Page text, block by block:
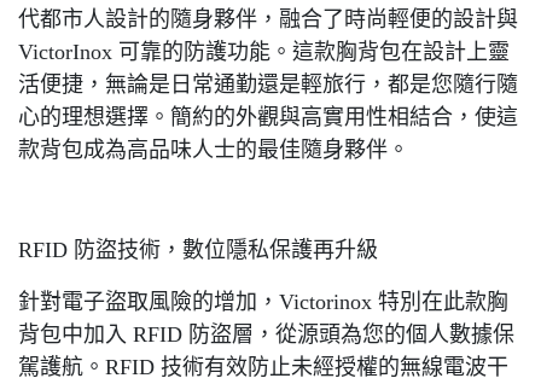
代都市人設計的隨身夥伴，融合了時尚輕便的設計與
VictorInox 可靠的防護功能。這款胸背包在設計上靈
活便捷，無論是日常通勤還是輕旅行，都是您隨行隨
心的理想選擇。簡約的外觀與高實用性相結合，使這
款背包成為高品味人士的最佳隨身夥伴。
RFID 防盜技術，數位隱私保護再升級
針對電子盜取風險的增加，Victorinox 特別在此款胸
背包中加入 RFID 防盜層，從源頭為您的個人數據保
駕護航。RFID 技術有效防止未經授權的無線電波干